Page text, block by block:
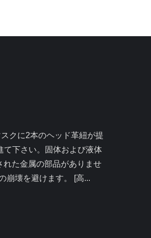
て下さい。固体および液体
た金属の部品がありませ
崩壊を避けます。 [高...